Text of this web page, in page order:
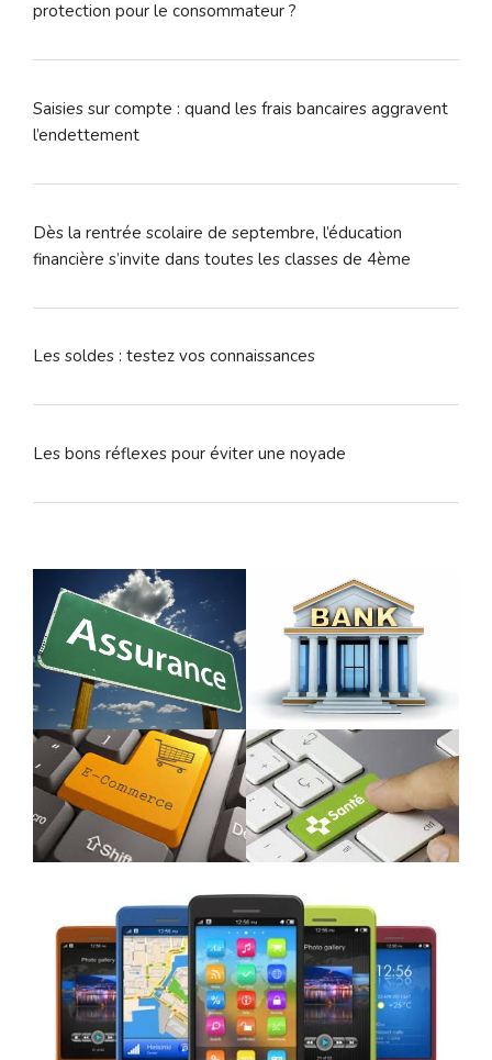
protection pour le consommateur ?
Saisies sur compte : quand les frais bancaires aggravent
l’endettement
Dès la rentrée scolaire de septembre, l’éducation
financière s’invite dans toutes les classes de 4ème
Les soldes : testez vos connaissances
Les bons réflexes pour éviter une noyade